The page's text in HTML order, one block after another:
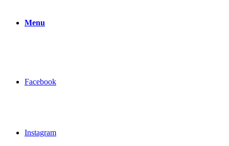
Menu
Facebook
Instagram